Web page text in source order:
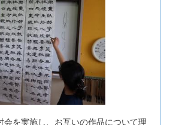
を実施し、お互いの作品について理